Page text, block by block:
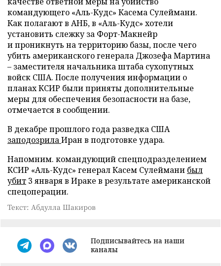
командующего «Аль-Кудс» Касема Сулеймани.
Как полагают в АНБ, в «Аль-Кудс» хотели
установить слежку за Форт-Макнейр
и проникнуть на территорию базы, после чего
убить американского генерала Джозефа Мартина
– заместителя начальника штаба сухопутных
войск США. После получения информации о
планах КСИР были приняты дополнительные
меры для обеспечения безопасности на базе,
отмечается в сообщении.
В декабре прошлого года разведка США
заподозрилаИран в подготовке удара.
Напомним. командующий спецподразделением
КСИР «Аль-Кудс» генерал Касем Сулеймани был
убит 3 января в Ираке в результате американской
спецоперации.
Текст: Абдулла Шакиров
Подписывайтесь на наши
каналы